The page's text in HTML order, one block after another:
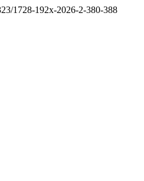
1728-192x-2026-2-380-388